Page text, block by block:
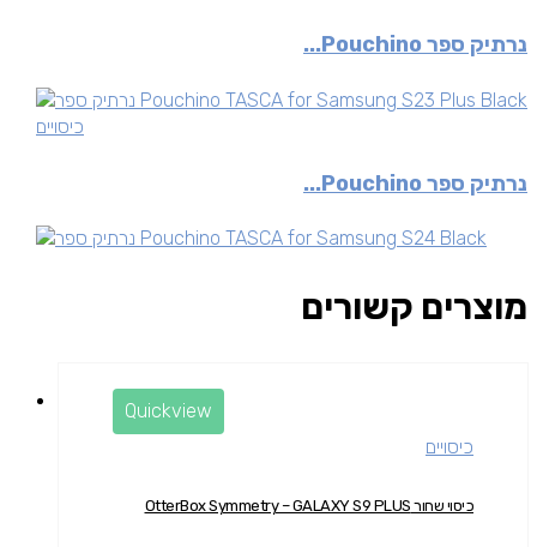
נרתיק ספר Pouchino...
כיסויים
נרתיק ספר Pouchino...
מוצרים קשורים
Quickview
כיסויים
כיסוי שחור OtterBox Symmetry – GALAXY S9 PLUS